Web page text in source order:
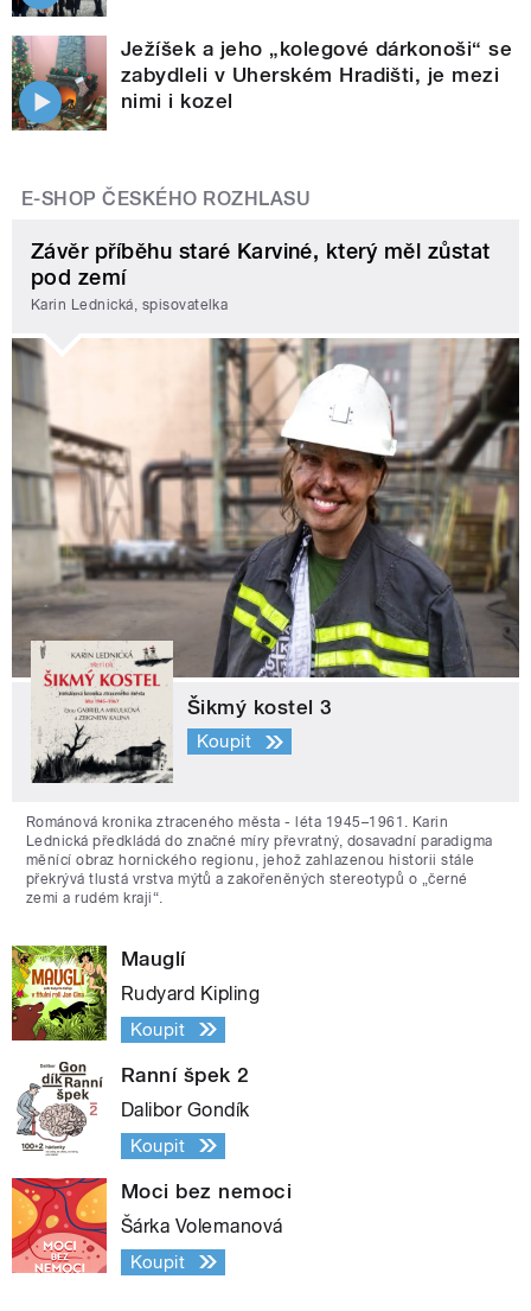
Ježíšek a jeho „kolegové dárkonoši“ se
zabydleli v Uherském Hradišti, je mezi
nimi i kozel
E-SHOP ČESKÉHO ROZHLASU
Závěr příběhu staré Karviné, který měl zůstat
pod zemí
Karin Lednická, spisovatelka
Šikmý kostel 3
Koupit
Románová kronika ztraceného města - léta 1945–1961. Karin
Lednická předkládá do značné míry převratný, dosavadní paradigma
měnící obraz hornického regionu, jehož zahlazenou historii stále
překrývá tlustá vrstva mýtů a zakořeněných stereotypů o „černé
zemi a rudém kraji“.
Mauglí
Rudyard Kipling
Koupit
Ranní špek 2
Dalibor Gondík
Koupit
Moci bez nemoci
Šárka Volemanová
Koupit